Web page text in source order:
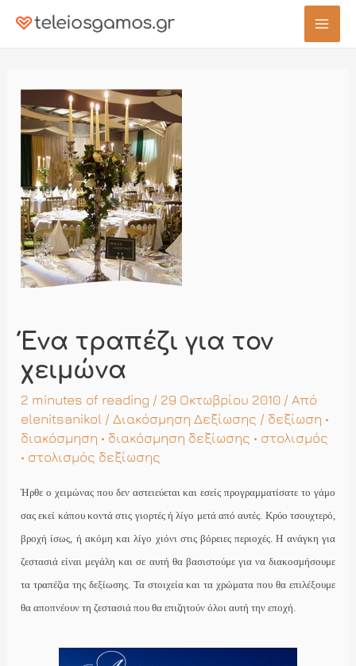
Μετάβαση
στο
Ένα τραπέζι για τον
χειμώνα
2 minutes of reading / 29 Οκτωβρίου 2010 / Από
elenitsanikol /Διακόσμηση Δεξίωσης / δεξίωση •
διακόσμηση • διακόσμηση δεξίωσης • στολισμός
• στολισμός δεξίωσης
Ήρθε ο χειμώνας που δεν αστειεύεται και εσείς προγραμματίσατε το γάμο
σας εκεί κάπου κοντά στις γιορτές ή λίγο μετά από αυτές. Κρύο τσουχτερό,
βροχή ίσως, ή ακόμη και λίγο χιόνι στις βόρειες περιοχές. Η ανάγκη για
ζεστασιά είναι μεγάλη και σε αυτή θα βασιστούμε για να διακοσμήσουμε
τα τραπέζια της δεξίωσης. Τα στοιχεία και τα χρώματα που θα επιλέξουμε
θα αποπνέουν τη ζεστασιά που θα επιζητούν όλοι αυτή την εποχή.